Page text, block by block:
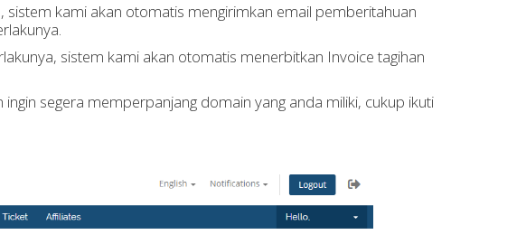
kami akan otomatis mengirimkan email pemberitahuan
sistem kami akan otomatis menerbitkan Invoice tagihan
segera memperpanjang domain yang anda miliki, cukup ikuti